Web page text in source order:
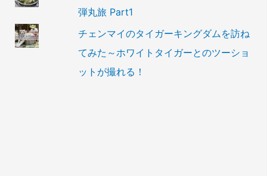
弾丸旅 Part1
チェンマイのタイガーキングダムを訪ね
てみた～ホワイトタイガーとのツーショ
ットが撮れる！